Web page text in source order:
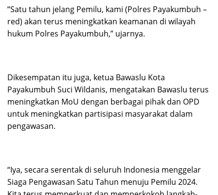
“Satu tahun jelang Pemilu, kami (Polres Payakumbuh –
red) akan terus meningkatkan keamanan di wilayah
hukum Polres Payakumbuh,” ujarnya.
Dikesempatan itu juga, ketua Bawaslu Kota
Payakumbuh Suci Wildanis, mengatakan Bawaslu terus
meningkatkan MoU dengan berbagai pihak dan OPD
untuk meningkatkan partisipasi masyarakat dalam
pengawasan.
“Iya, secara serentak di seluruh Indonesia menggelar
Siaga Pengawasan Satu Tahun menuju Pemilu 2024.